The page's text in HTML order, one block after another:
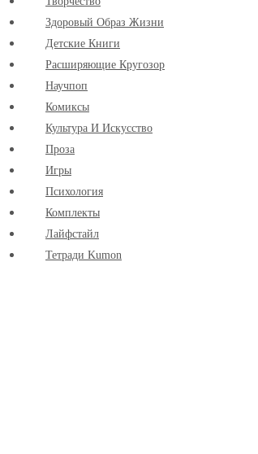
Здоровый Образ Жизни
Детские Книги
Расширяющие Кругозор
Научпоп
Комиксы
Культура И Искусство
Проза
Игры
Психология
Комплекты
Лайфстайл
Тетради Kumon